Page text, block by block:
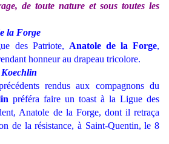
de toute nature et sous toutes les
la Forge
des Patriote, Anatole de la Forge,
honneur au drapeau tricolore.
Koechlin
rendus aux compagnons du
préféra faire un toast à la Ligue des
Anatole de la Forge, dont il retraça
de la résistance, à Saint-Quentin, le 8